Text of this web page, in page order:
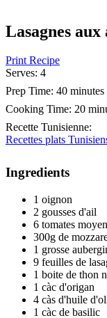
Lasagnes
Print Recipe
Serves: 4
Prep Time: 40 minutes
Cooking Time: 20
Recette Tunisienne:
Recettes plats
Ingredients
1 oignon
2 gousses d'ail
6 tomates
300g de
1 grosse
9 feuilles de
1 boite de thon
1 càc d'origan
4 càs d'huile
1 càc de basilic